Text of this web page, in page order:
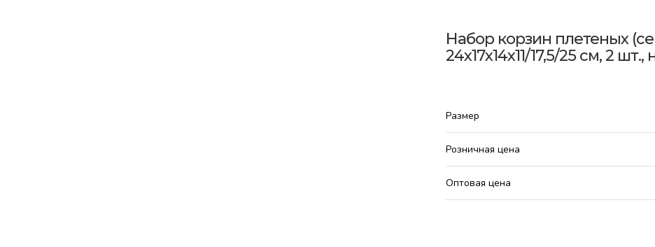
Набор корзин плетеных
24х17х14х11/17,5/25 см, 2
Размер
Розничная цена
Оптовая цена